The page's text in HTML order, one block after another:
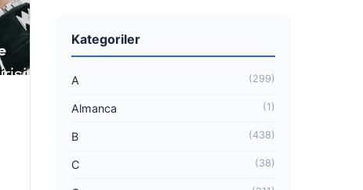
Kategoriler
A (299)
Almanca (1)
B (438)
C (38)